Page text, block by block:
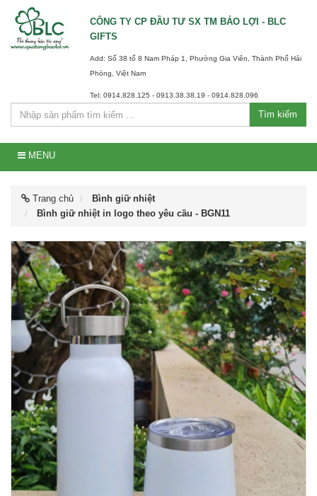
CÔNG TY CP ĐẦU TƯ SX TM BẢO LỢI - BLC
GIFTS
Add: Số 38 tổ 8 Nam Pháp 1, Phường Gia Viên, Thành Phố Hải
Phòng, Việt Nam
Tel: 0914.828.125 - 0913.38.38.19 - 0914.828.096
Tìm kiếm
MENU
Trang chủ
Bình giữ nhiệt
Bình giữ nhiệt in logo theo yêu cầu - BGN11